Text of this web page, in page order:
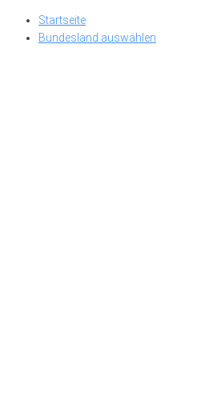
Skip
Startseite
Bundesland auswählen